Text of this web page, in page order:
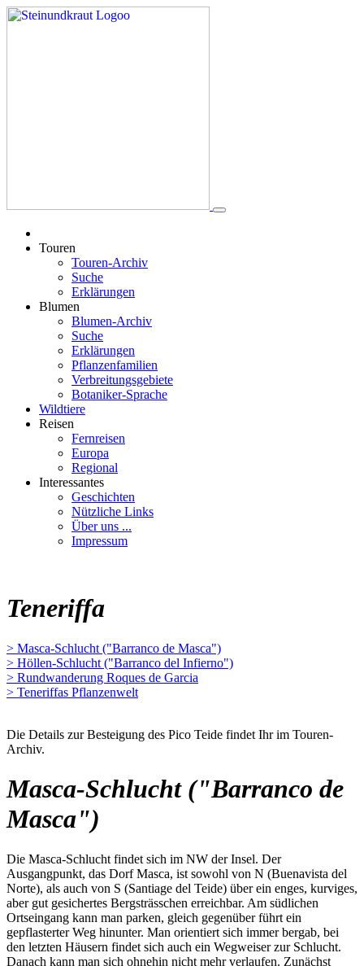
Touren
Touren-Archiv
Suche
Erklärungen
Blumen
Blumen-Archiv
Suche
Erklärungen
Pflanzenfamilien
Verbreitungsgebiete
Botaniker-Sprache
Wildtiere
Reisen
Fernreisen
Europa
Regional
Interessantes
Geschichten
Nützliche Links
Über uns ...
Impressum
Teneriffa
> Masca-Schlucht ("Barranco de Masca")
> Höllen-Schlucht ("Barranco del Infierno")
> Rundwanderung Roques de Garcia
> Teneriffas Pflanzenwelt
Die Details zur Besteigung des Pico Teide findet Ihr im Touren-
Archiv.
Masca-Schlucht ("Barranco de
Masca")
Die Masca-Schlucht findet sich im NW der Insel. Der
Ausgangpunkt, das Dorf Masca, ist sowohl von N (Buenavista del
Norte), als auch von S (Santiage del Teide) über ein enges, kurviges,
aber gut gesichertes Bergsträsschen erreichbar. Am südlichen
Ortseingang kann man parken, gleich gegenüber führt ein
gepflasterter Weg hinunter. Man orientiert sich immer bergab, bei
den letzten Häusern findet sich auch ein Wegweiser zur Schlucht.
Danach kann man sich ohnehin nicht mehr verlaufen. Zunächst